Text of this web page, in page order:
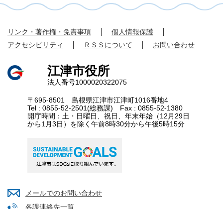
リンク・著作権・免責事項
個人情報保護
アクセシビリティ
ＲＳＳについて お問い合わせ
江津市役所
法人番号1000020322075
〒695-8501 島根県江津市江津町1016番地4
Tel : 0855-52-2501(総務課) Fax : 0855-52-1380
開庁時間：土・日曜日、祝日、年末年始（12月29日
から1月3日）を除く午前8時30分から午後5時15分
メールでのお問い合わせ
各課連絡先一覧